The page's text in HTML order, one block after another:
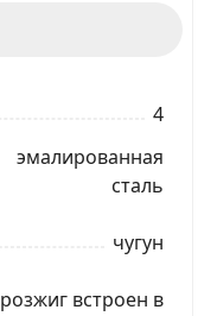
4
эмалированная
сталь
чугун
розжиг встроен в